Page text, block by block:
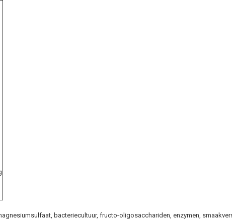
bacteriecultuur, fructo-oligosacchariden, enzymen,